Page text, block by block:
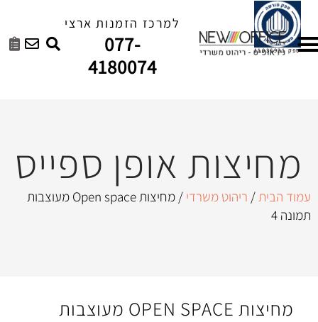
למרכז הזמנות ארצי
077-
אופן ספייס
משרדי / מחיצות Open space מעוצבות
מחיצות OPEN SPACE מעוצבות